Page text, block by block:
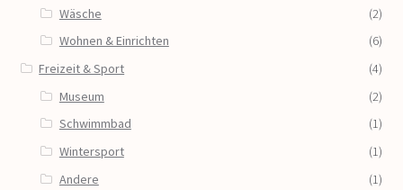
Wäsche
(2)
Wohnen & Einrichten
(6)
Freizeit & Sport
(4)
Museum
(2)
Schwimmbad
(1)
Wintersport
(1)
Andere
(1)